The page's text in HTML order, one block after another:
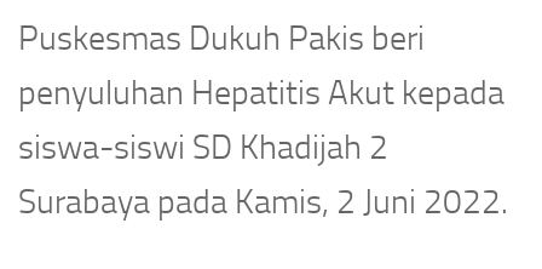
Puskesmas Dukuh Pakis beri
penyuluhan Hepatitis Akut kepada
siswa-siswi SD Khadijah 2
Surabaya pada Kamis, 2 Juni 2022.